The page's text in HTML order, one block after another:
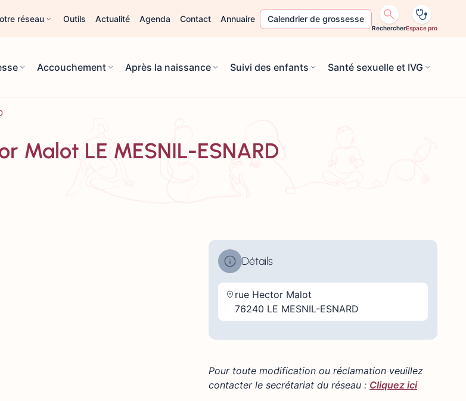
réseau Outils Actualité Agenda Contact Annuaire Calendrier de grossesse
RechercherEspace pro
Accouchement Après la naissance Suivi des enfants Santé sexuelle et IVG
Malot LE MESNIL-ESNARD
Détails
rue Hector Malot
76240 LE MESNIL-ESNARD
Pour toute modification ou réclamation veuillez
contacter le secrétariat du réseau : Cliquez ici